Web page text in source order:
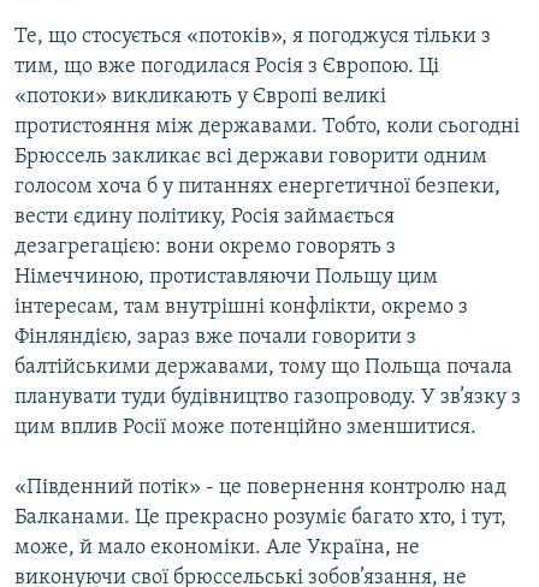
Те, що стосується «потоків», я погоджуся тільки з
тим, що вже погодилася Росія з Європою. Ці
«потоки» викликають у Європі великі
протистояння між державами. Тобто, коли сьогодні
Брюссель закликає всі держави говорити одним
голосом хоча б у питаннях енергетичної безпеки,
вести єдину політику, Росія займається
дезагрегацією: вони окремо говорять з
Німеччиною, протиставляючи Польщу цим
інтересам, там внутрішні конфлікти, окремо з
Фінляндією, зараз вже почали говорити з
балтійськими державами, тому що Польща почала
планувати туди будівництво газопроводу. У зв’язку з
цим вплив Росії може потенційно зменшитися.
«Південний потік» - це повернення контролю над
Балканами. Це прекрасно розуміє багато хто, і тут,
може, й мало економіки. Але Україна, не
виконуючи свої брюссельські зобов’язання, не